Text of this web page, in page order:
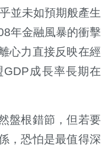
並未如預期般產生
年金融風暴的衝擊
心力直接反映在經
成長率長期在
盤根錯節，但若要
，恐怕是最值得深